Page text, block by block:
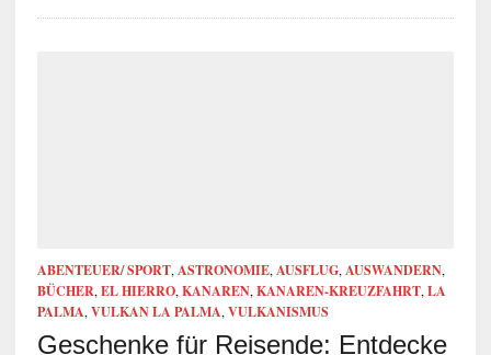
ABENTEUER/ SPORT, ASTRONOMIE, AUSFLUG, AUSWANDERN,
BÜCHER, EL HIERRO, KANAREN, KANAREN-KREUZFAHRT, LA
PALMA, VULKAN LA PALMA, VULKANISMUS
Geschenke für Reisende: Entdecke